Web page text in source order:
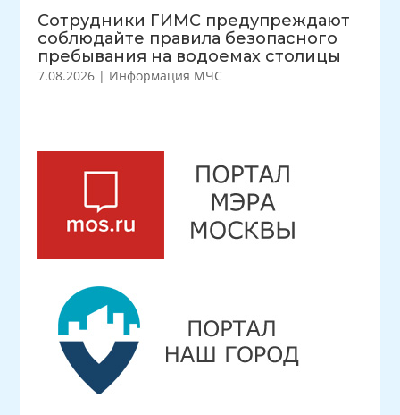
Сотрудники ГИМС предупреждают
соблюдайте правила безопасного
пребывания на водоемах столицы
7.08.2026 | Информация МЧС